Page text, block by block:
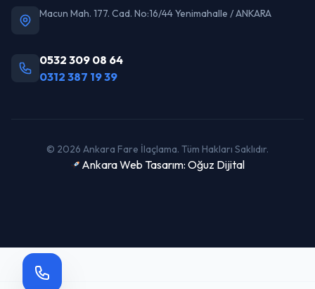
Macun Mah. 177. Cad. No:16/44 Yenimahalle / ANKARA
0532 309 08 64
0312 387 19 39
© 2026 Ankara Fare İlaçlama. Tüm Hakları Saklıdır.
Ankara Web Tasarım: Oğuz Dijital